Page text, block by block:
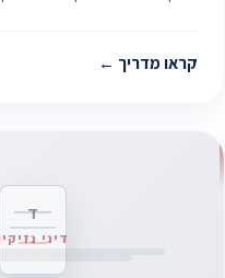
קראו מדריך
ד
דיני